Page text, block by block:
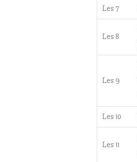
Les 7
Les 8
Les 9
Les 10
Les 11